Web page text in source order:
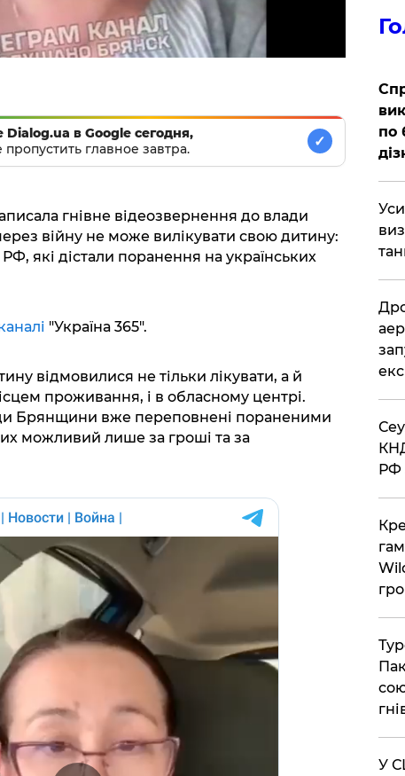
Dialog.ua в Google сегодня,
главное завтра.
✓
гнівне відеозвернення до влади
війну не може вилікувати свою дитину:
РФ, які дістали поранення на українських
"Україна 365".
відмовилися не тільки лікувати, а й
проживання, і в обласному центрі.
Брянщини вже переповнені пораненими
можливий лише за гроші та за
по
РФ
​У